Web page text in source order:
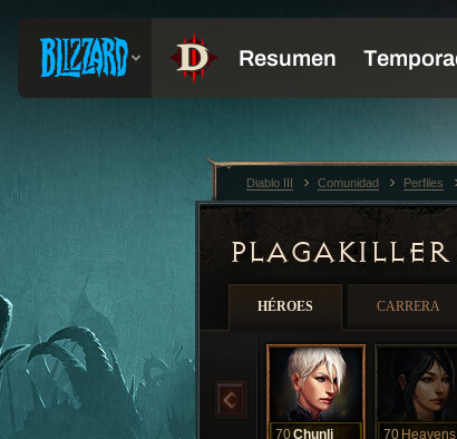
PLAGAKILLER
HÉROES CARRERA
70Chunli 70 Heavens
Diablo III Comunidad Perfiles